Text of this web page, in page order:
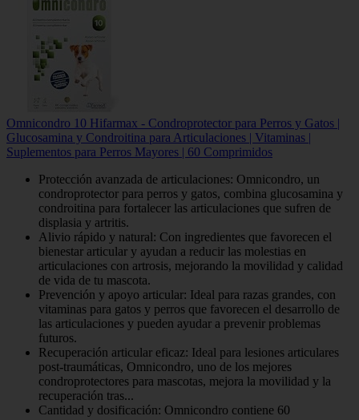
Omnicondro 10 Hifarmax - Condroprotector para Perros y Gatos |
Glucosamina y Condroitina para Articulaciones | Vitaminas |
Suplementos para Perros Mayores | 60 Comprimidos
Protección avanzada de articulaciones: Omnicondro, un
condroprotector para perros y gatos, combina glucosamina y
condroitina para fortalecer las articulaciones que sufren de
displasia y artritis.
Alivio rápido y natural: Con ingredientes que favorecen el
bienestar articular y ayudan a reducir las molestias en
articulaciones con artrosis, mejorando la movilidad y calidad
de vida de tu mascota.
Prevención y apoyo articular: Ideal para razas grandes, con
vitaminas para gatos y perros que favorecen el desarrollo de
las articulaciones y pueden ayudar a prevenir problemas
futuros.
Recuperación articular eficaz: Ideal para lesiones articulares
post-traumáticas, Omnicondro, uno de los mejores
condroprotectores para mascotas, mejora la movilidad y la
recuperación tras...
Cantidad y dosificación: Omnicondro contiene 60